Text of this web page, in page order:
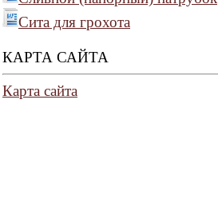
Сита для грохота
КАРТА САЙТА
Карта сайта